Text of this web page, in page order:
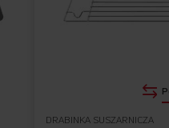
DRABINKA SUSZARNICZA